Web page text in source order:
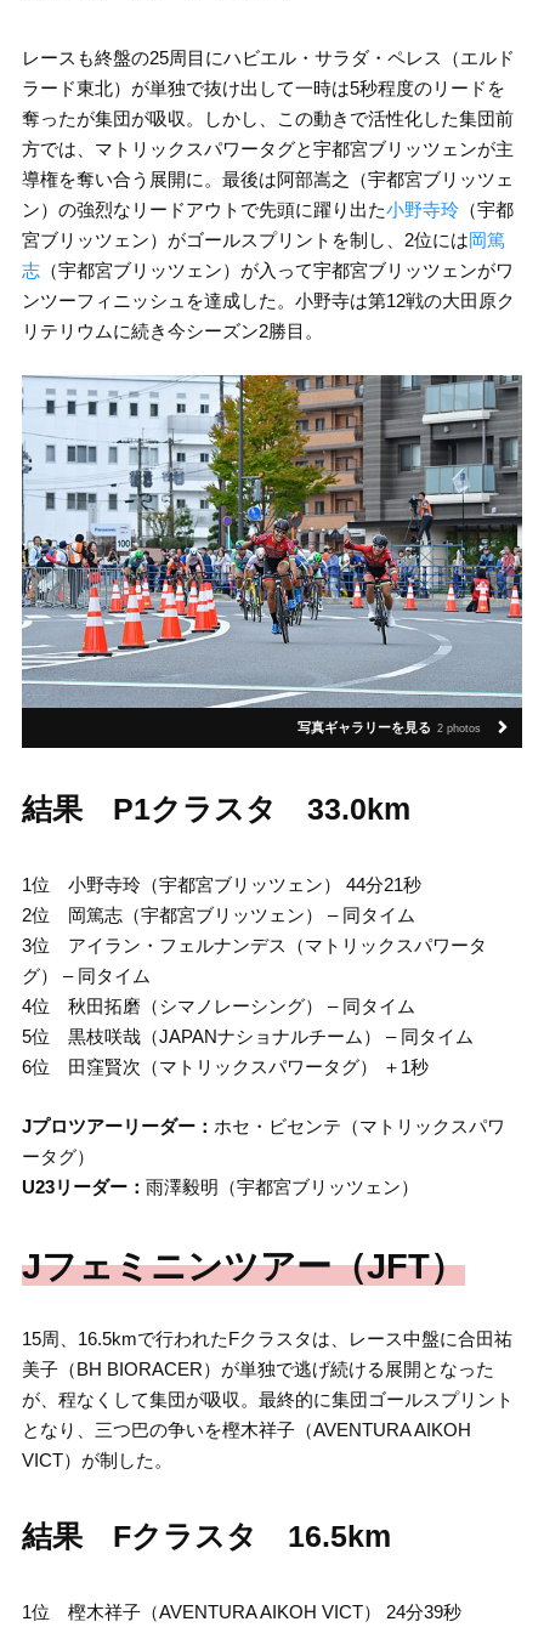
レースも終盤の25周目にハビエル・サラダ・ペレス（エルド
ラード東北）が単独で抜け出して一時は5秒程度のリードを
奪ったが集団が吸収。しかし、この動きで活性化した集団前
方では、マトリックスパワータグと宇都宮ブリッツェンが主
導権を奪い合う展開に。最後は阿部嵩之（宇都宮ブリッツェ
ン）の強烈なリードアウトで先頭に躍り出た小野寺玲（宇都
宮ブリッツェン）がゴールスプリントを制し、2位には岡篤
志（宇都宮ブリッツェン）が入って宇都宮ブリッツェンがワ
ンツーフィニッシュを達成した。小野寺は第12戦の大田原ク
リテリウムに続き今シーズン2勝目。
写真ギャラリーを見る 2 photos
結果 P1クラスタ 33.0km
1位 小野寺玲（宇都宮ブリッツェン） 44分21秒
2位 岡篤志（宇都宮ブリッツェン） – 同タイム
3位 アイラン・フェルナンデス（マトリックスパワータ
グ） – 同タイム
4位 秋田拓磨（シマノレーシング） – 同タイム
5位 黒枝咲哉（JAPANナショナルチーム） – 同タイム
6位 田窪賢次（マトリックスパワータグ） ＋1秒
Jプロツアーリーダー： ホセ・ビセンテ（マトリックスパワ
ータグ）
U23リーダー： 雨澤毅明（宇都宮ブリッツェン）
Jフェミニンツアー（JFT）
15周、16.5kmで行われたFクラスタは、レース中盤に合田祐
美子（BH BIORACER）が単独で逃げ続ける展開となった
が、程なくして集団が吸収。最終的に集団ゴールスプリント
となり、三つ巴の争いを樫木祥子（AVENTURA AIKOH
VICT）が制した。
結果 Fクラスタ 16.5km
1位 樫木祥子（AVENTURA AIKOH VICT） 24分39秒